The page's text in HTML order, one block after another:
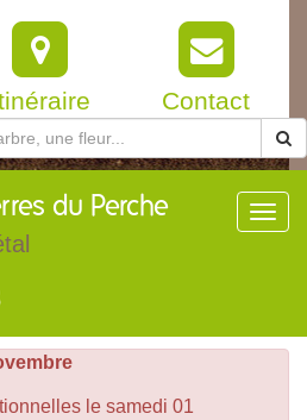
Contact
du Perche
le samedi 01